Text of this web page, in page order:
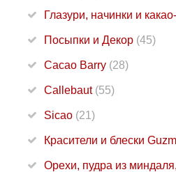
Глазури, начинки и
Посыпки и Декор (45)
Cacao Barry (28)
Callebaut (55)
Sicao (21)
Красители и блески
Орехи, пудра из